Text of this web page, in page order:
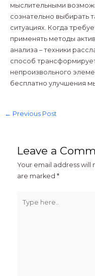
мыслительными
сознательно выбирать
ситуациях. Когда
применять методы
анализа – техники
способ
непроизвольного
бесплатно улучшения
← Previous Post
Leave a
Your email address will
are marked*
here..